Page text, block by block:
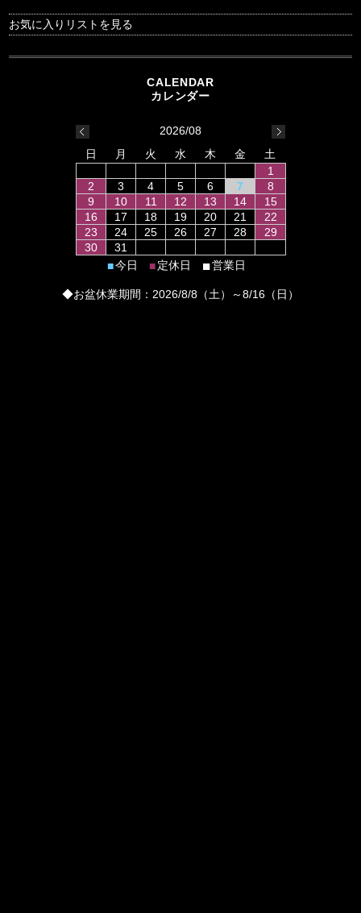
お気に入りリストを見る
2026/08
日
月 火 水 木 金
土
1
2
3 4 5 6 7
8
9
10 11 12 13 14
15
16
17 18 19 20 21
22
23
24 25 26 27 28
29
30
31
■今日 ■定休日 ■営業日
◆お盆休業期間：2026/8/8（土）～8/16（日）